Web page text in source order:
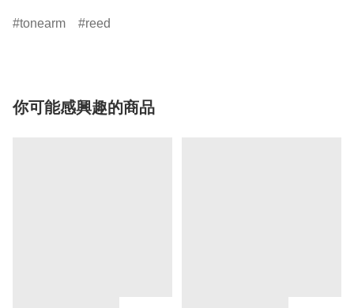
tonearm reed
你可能感興趣的商品